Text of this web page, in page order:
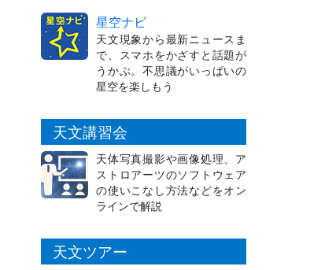
星空ナビ
天文現象から最新ニュースま
で、スマホをかざすと話題が
うかぶ。不思議がいっぱいの
星空を楽しもう
天文講習会
天体写真撮影や画像処理、ア
ストロアーツのソフトウェア
の使いこなし方法などをオン
ラインで解説
天文ツアー